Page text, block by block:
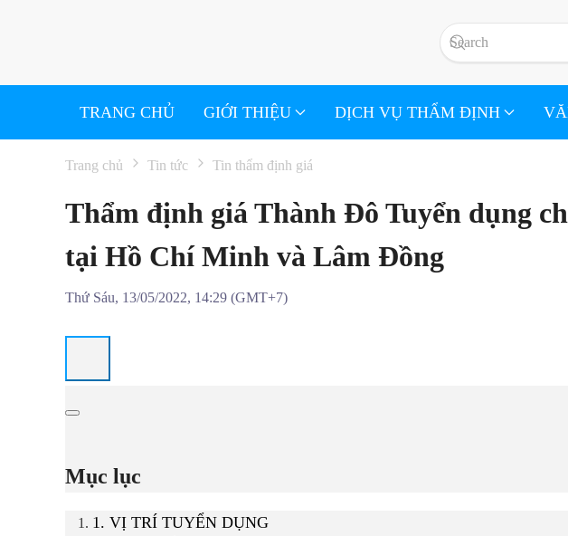
TRANG CHỦ GIỚI THIỆU DỊCH VỤ THẨM ĐỊNH
Trang chủ Tin tức Tin thẩm định giá
Thẩm định giá Thành Đô Tuyển dụng
tại Hồ Chí Minh và Lâm Đồng
Thứ Sáu, 13/05/2022, 14:29 (GMT+7)
Mục lục
1. VỊ TRÍ TUYỂN DỤNG